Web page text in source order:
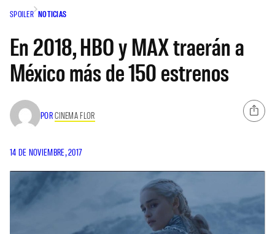
SPOILER NOTICIAS
En 2018, HBO y MAX traerán a
México más de 150 estrenos
PORCINEMA FLOR
14 DE NOVIEMBRE, 2017